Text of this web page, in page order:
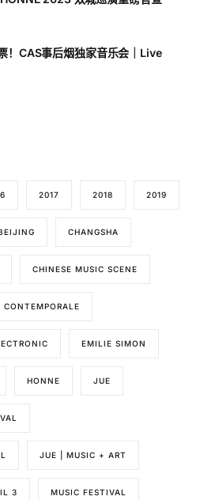
！CAS事后烟独家音乐会｜Live
2017 2018 2019
CHANGSHA
CHINESE MUSIC SCENE
CONTEMPORALE
EMILIE SIMON
HONNE JUE
JUE | MUSIC + ART
3 MUSIC FESTIVAL